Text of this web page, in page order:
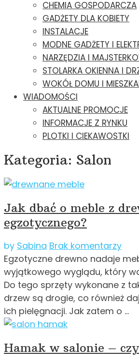
CHEMIA GOSPODARCZA
GADŻETY DLA KOBIETY
INSTALACJE
MODNE GADŻETY I
NARZĘDZIA I
STOLARKA OKIENNA I
WOKÓŁ DOMU I
WIADOMOŚCI
AKTUALNE PROMOCJE
INFORMACJE Z RYNKU
PLOTKI I CIEKAWOSTKI
Kategoria: Salon
Jak dbać o meble z
egzotycznego?
by Sabina Brak komentarzy
Egzotyczne drewno nadaje
wyjątkowego wyglądu, który
Do tego sprzęty wykonane z
drzew są drogie, co również
ich pielęgnacji. Jak zatem o …
Hamak w salonie –